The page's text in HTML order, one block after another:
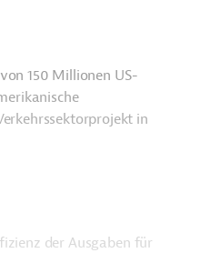
150 Millionen US-
in
der Ausgaben für